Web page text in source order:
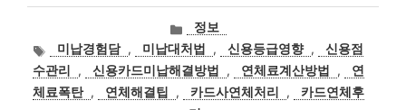
카
테
고
리
정보
태
그
미납경험담 , 미납대처법 , 신용등급영향 ,
신용점
수관리
, 신용카드미납해결방법 , 연체료계산방법 ,
연
체료폭탄 , 연체해결팁 , 카드사연체처리 ,
카드연체후